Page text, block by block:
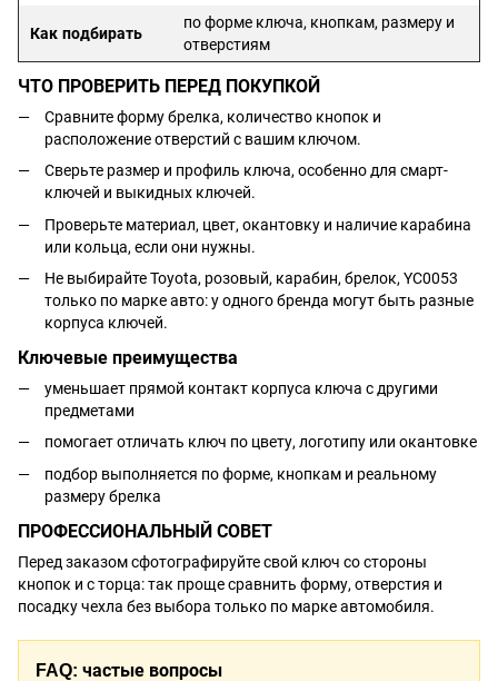
Как подбирать
по форме ключа, кнопкам, размеру и
отверстиям
ЧТО ПРОВЕРИТЬ ПЕРЕД ПОКУПКОЙ
Сравните форму брелка, количество кнопок и
расположение отверстий с вашим ключом.
Сверьте размер и профиль ключа, особенно для смарт-
ключей и выкидных ключей.
Проверьте материал, цвет, окантовку и наличие карабина
или кольца, если они нужны.
Не выбирайте Toyota, розовый, карабин, брелок, YC0053
только по марке авто: у одного бренда могут быть разные
корпуса ключей.
Ключевые преимущества
уменьшает прямой контакт корпуса ключа с другими
предметами
помогает отличать ключ по цвету, логотипу или окантовке
подбор выполняется по форме, кнопкам и реальному
размеру брелка
ПРОФЕССИОНАЛЬНЫЙ СОВЕТ
Перед заказом сфотографируйте свой ключ со стороны
кнопок и с торца: так проще сравнить форму, отверстия и
посадку чехла без выбора только по марке автомобиля.
FAQ: частые вопросы